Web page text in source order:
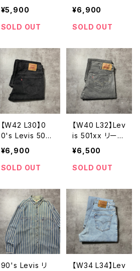
ス ジッパーフ
ライ バギー
テーパード 13
パンツ ジーン
¥5,900
SOLD OUT
ス ジッパーフ
ライ ストレー
ト 140周年
ム ジーンズ
¥6,900
SOLD OUT
【W42 L30】0
0's Levis 505
リーバイス ジ
ッパーフライ ブ
ラックデニム
¥6,900
SOLD OUT
【W40 L32】Lev
is 501xx リーバ
イス ボタンフ
ライ メキシコ
製 グレー ス
ムパンツ ジー
¥6,500
SOLD OUT
90's Levis リ
【W34 L34】Lev